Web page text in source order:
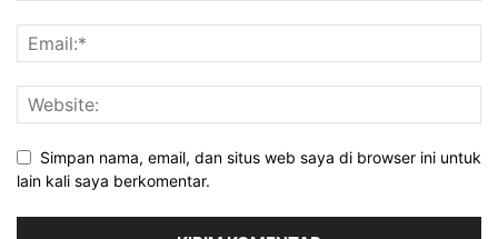
Simpan nama, email, dan situs web saya di browser ini untuk
lain kali saya berkomentar.